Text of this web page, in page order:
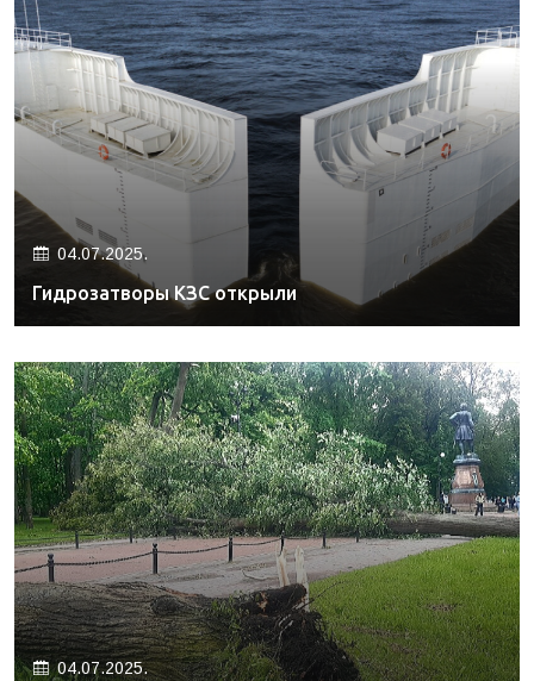
04.07.2025.
Гидрозатворы КЗС открыли
04.07.2025.